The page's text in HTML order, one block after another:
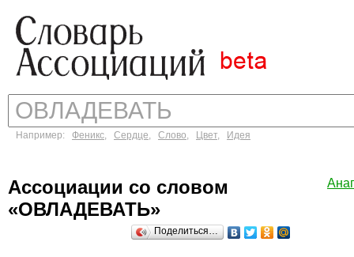
Например: Феникс, Сердце, Слово, Цвет, Идея
Ассоциации со словом
«ОВЛАДЕВАТЬ»
Поделиться…